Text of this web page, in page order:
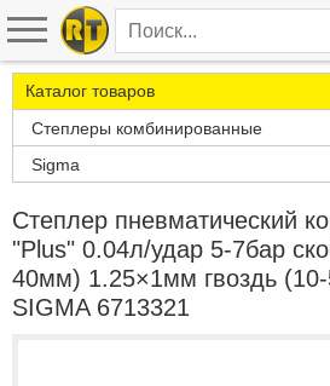
Каталог товаров
Степлеры комбинированные
Sigma
Степлер пневматический
"Plus" 0.04л/удар 5-7бар
40мм) 1.25×1мм гвоздь
SIGMA 6713321